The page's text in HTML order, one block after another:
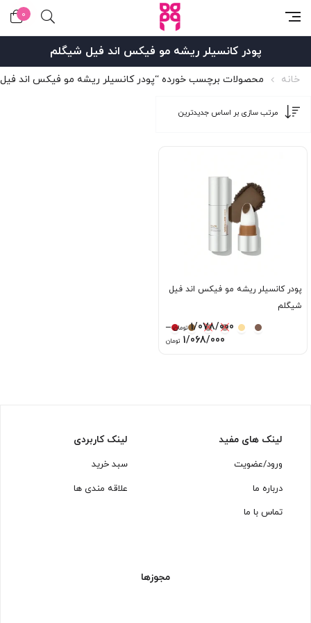
0
پودر کانسیلر ریشه مو فیکس اند فیل شیگلم
خانه محصولات برچسب خورده “پودر کانسیلر ریشه مو فیکس اند
پودر کانسیلر ریشه مو فیکس اند فیل
شیگلم
1/078/000 تومان –
1/068/000 تومانPrice
لینک های مفید
ورود/عضویت
درباره ما
تماس با ما
لینک کاربردی
سبد خرید
علاقه مندی ها
مجوزها